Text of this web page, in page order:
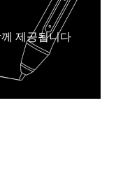
제공됩니다